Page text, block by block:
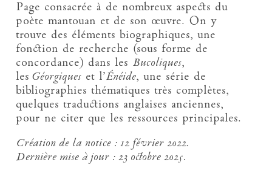
Page consacrée à de nombreux aspects du
poète mantouan et de son œuvre. On y
trouve des éléments biographiques, une
fonction de recherche (sous forme de
concordance) dans les Bucoliques,
les Géorgiques et l’Énéide, une série de
bibliographies thématiques très complètes,
quelques traductions anglaises anciennes,
pour ne citer que les ressources principales.
Création de la notice :12 février 2022.
Dernière mise à jour :23 octobre 2025.